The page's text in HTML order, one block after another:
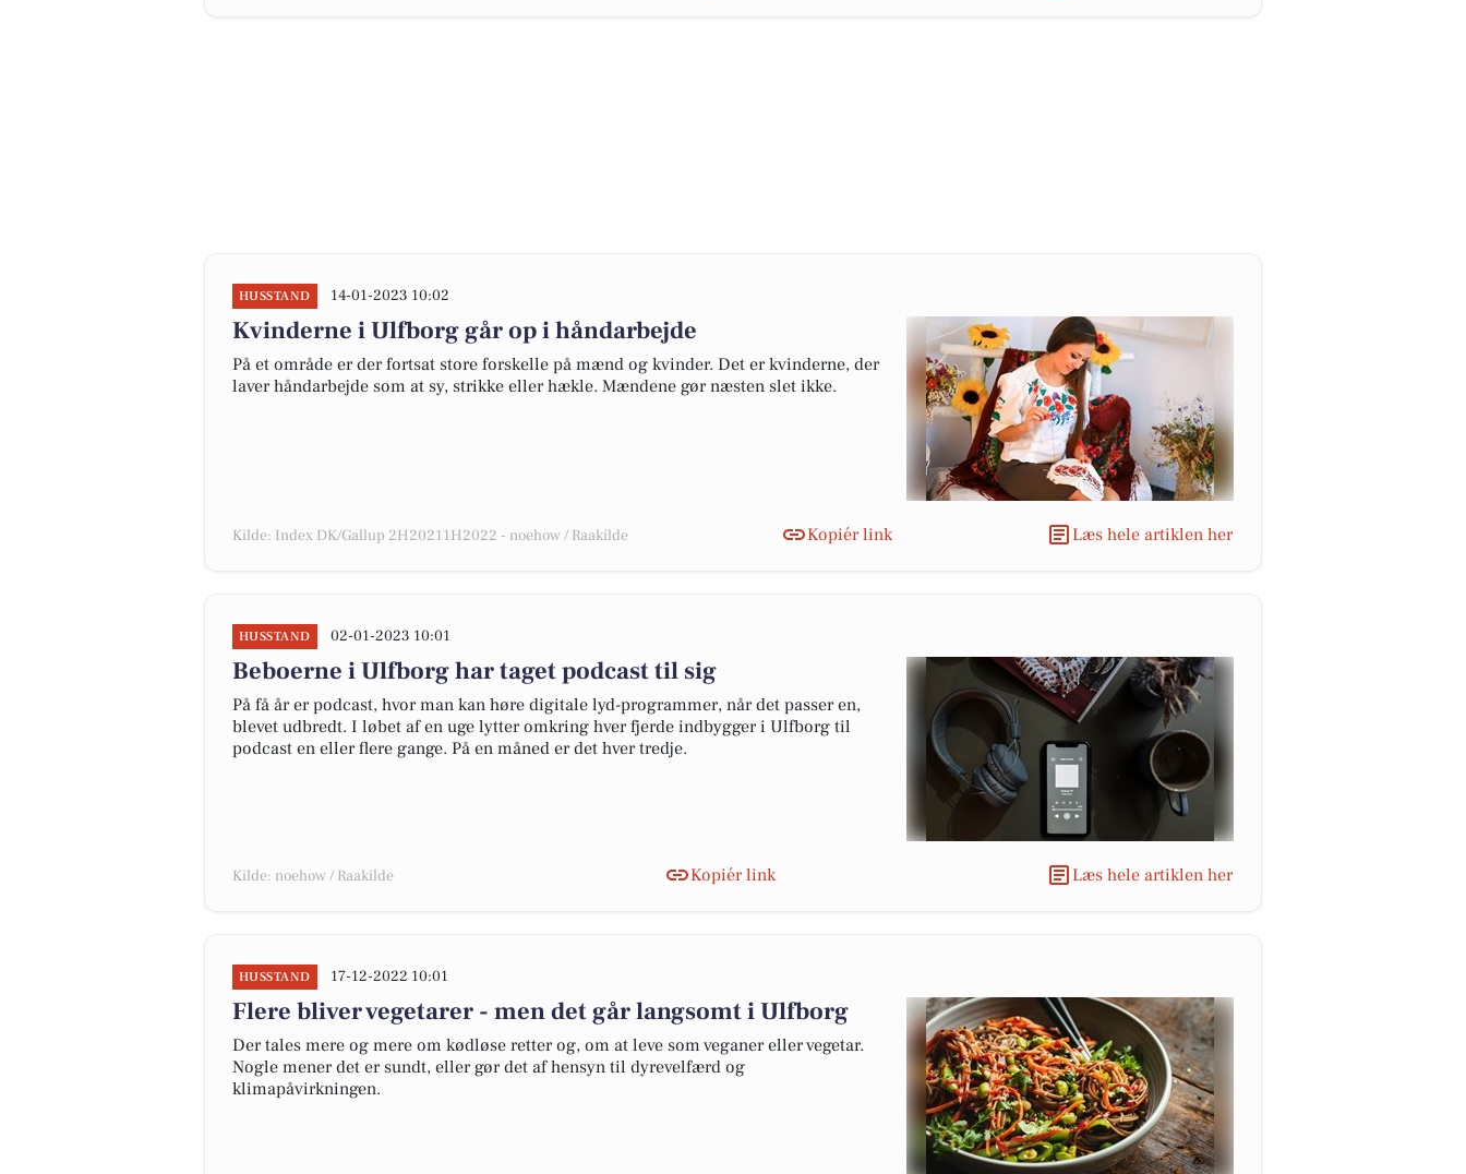
HUSSTAND 14-01-2023 10:02
Kvinderne i Ulfborg går op i håndarbejde
På et område er der fortsat store forskelle på mænd og kvinder. Det er kvinderne, der
laver håndarbejde som at sy, strikke eller hækle. Mændene gør næsten slet ikke.
Kilde: Index DK/Gallup 2H20211H2022 - noehow / Raakilde Kopiér link Læs hele artiklen her
HUSSTAND 02-01-2023 10:01
Beboerne i Ulfborg har taget podcast til sig
På få år er podcast, hvor man kan høre digitale lyd-programmer, når det passer en,
blevet udbredt. I løbet af en uge lytter omkring hver fjerde indbygger i Ulfborg til
podcast en eller flere gange. På en måned er det hver tredje.
Kilde: noehow / Raakilde Kopiér link Læs hele artiklen her
HUSSTAND 17-12-2022 10:01
Flere bliver vegetarer - men det går langsomt i Ulfborg
Der tales mere og mere om kødløse retter og, om at leve som veganer eller vegetar.
Nogle mener det er sundt, eller gør det af hensyn til dyrevelfærd og
klimapåvirkningen.